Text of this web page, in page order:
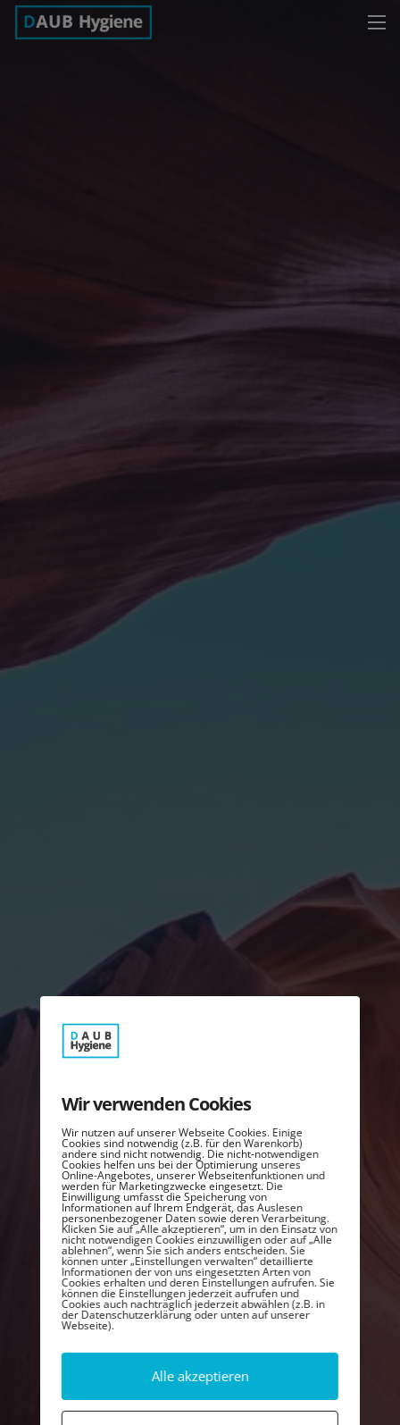
Creative Mind
But I must explain to you how all this mistaken
idea of denouncing pleasure and praising pain
was born and I will give you a complete
Wir verwenden Cookies
Wir nutzen auf unserer Webseite Cookies. Einige
Cookies sind notwendig (z.B. für den Warenkorb)
andere sind nicht notwendig. Die nicht-notwendigen
Cookies helfen uns bei der Optimierung unseres
Online-Angebotes, unserer Webseitenfunktionen und
werden für Marketingzwecke eingesetzt. Die
Einwilligung umfasst die Speicherung von
Informationen auf Ihrem Endgerät, das Auslesen
personenbezogener Daten sowie deren Verarbeitung.
Klicken Sie auf „Alle akzeptieren“, um in den Einsatz von
nicht notwendigen Cookies einzuwilligen oder auf „Alle
ablehnen“, wenn Sie sich anders entscheiden. Sie
können unter „Einstellungen verwalten“ detaillierte
Informationen der von uns eingesetzten Arten von
Cookies erhalten und deren Einstellungen aufrufen. Sie
können die Einstellungen jederzeit aufrufen und
Cookies auch nachträglich jederzeit abwählen (z.B. in
der Datenschutzerklärung oder unten auf unserer
Webseite).
Alle akzeptieren